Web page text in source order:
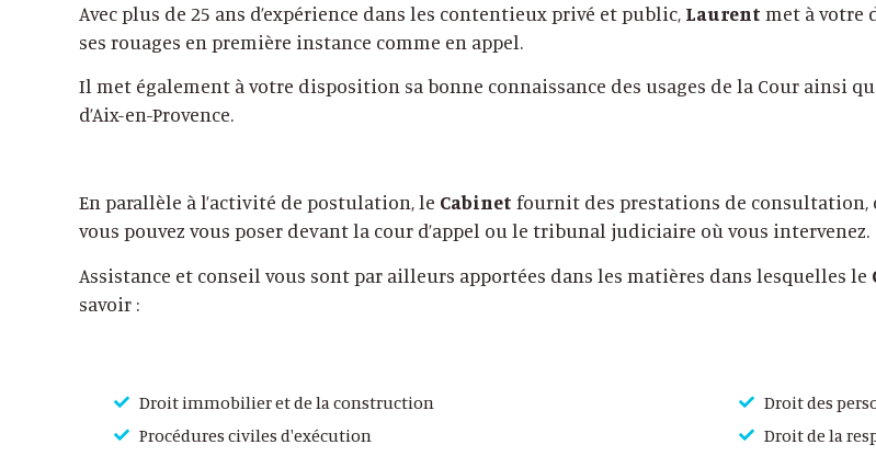
Avec plus de 25 ans d’expérience dans les contentieux privé et public, Laurent met à votre
ses rouages en première instance comme en appel.
Il met également à votre disposition sa bonne connaissance des usages de la Cour ainsi
d’Aix-en-Provence.
En parallèle à l’activité de postulation, le Cabinet fournit des prestations de consultation,
vous pouvez vous poser devant la cour d’appel ou le tribunal judiciaire où vous intervenez.
Assistance et conseil vous sont par ailleurs apportées dans les matières dans lesquelles le
savoir :
Droit immobilier et de la construction
Procédures civiles d'exécution
Droit des
Droit de la